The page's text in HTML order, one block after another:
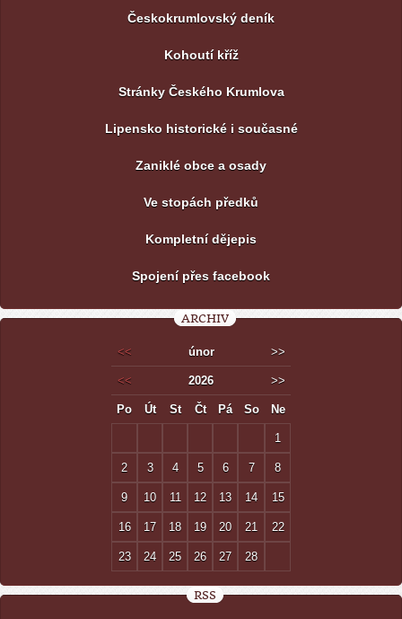
Českokrumlovský deník
Kohoutí kříž
Stránky Českého Krumlova
Lipensko historické i současné
Zaniklé obce a osady
Ve stopách předků
Kompletní dějepis
Spojení přes facebook
ARCHIV
<< únor >>
<< 2026 >>
Po Út St Čt Pá So Ne
1
2 3 4 5 6 7 8
9 10 11 12 13 14 15
16 17 18 19 20 21 22
23 24 25 26 27 28
RSS